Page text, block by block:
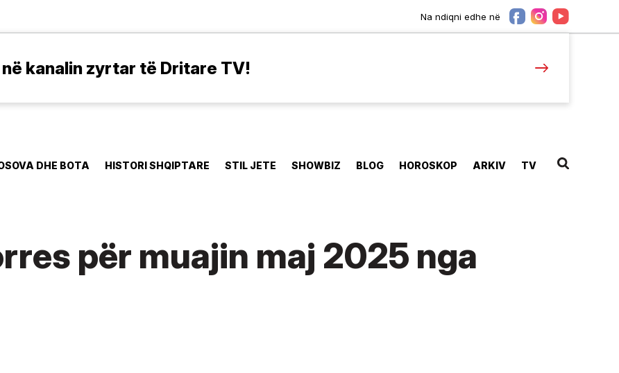
Na ndiqni edhe në
në kanalin zyrtar të Dritare TV!
DHE BOTA HISTORI SHQIPTARE STIL JETE SHOWBIZ BLOG HOROSKOP ARKIV TV
për muajin maj 2025 nga